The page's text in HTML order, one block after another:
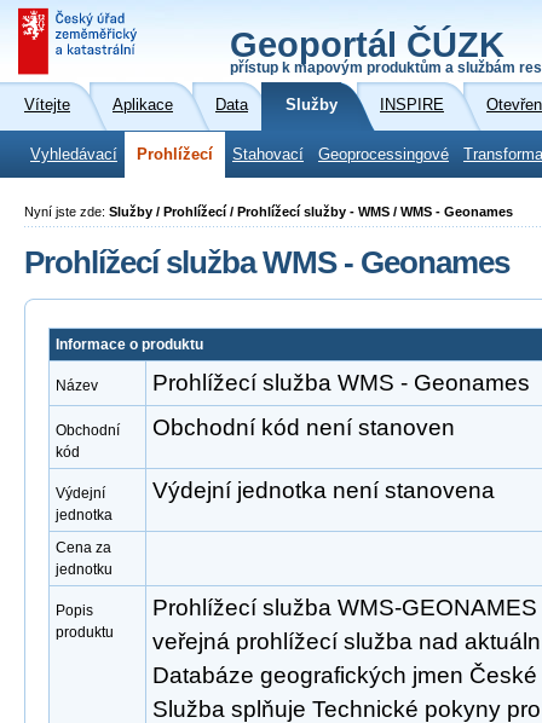
Geoportál ČÚZK
přístup k mapovým produktům a službám
Vítejte Aplikace Data Služby INSPIRE
Vyhledávací Prohlížecí Stahovací Geoprocessingové
Nyní jste zde: Služby / Prohlížecí / Prohlížecí služby - WMS / WMS - Geonames
Prohlížecí služba WMS - Geonames
Informace o produktu
Název Prohlížecí služba WMS - Geonames
Obchodní
kód
Obchodní kód není stanoven
Výdejní
jednotka
Výdejní jednotka není stanovena
Cena za
jednotku
Popis
produktu
Prohlížecí služba WMS-
veřejná prohlížecí služba nad
Databáze geografických jmen
Služba splňuje Technické pokyny